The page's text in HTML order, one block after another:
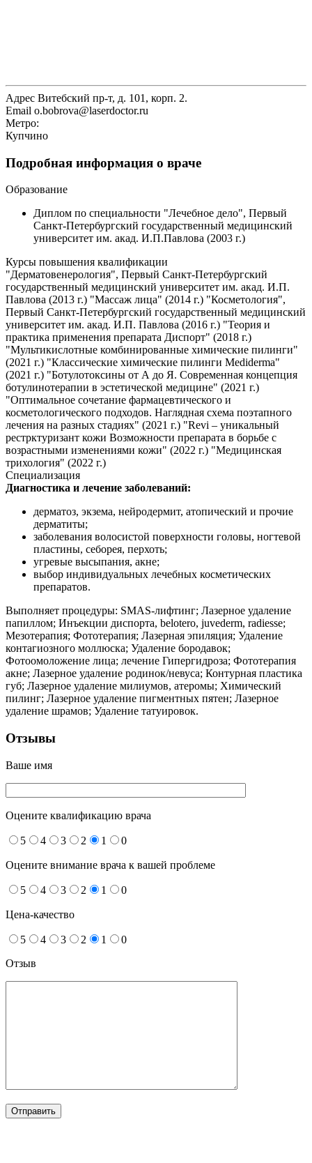
Адрес Витебский пр-т, д. 101, корп. 2.
Email o.bobrova@laserdoctor.ru
Метро:
Купчино
Подробная информация о враче
Образование
Диплом по специальности "Лечебное дело", Первый
Санкт-Петербургский государственный медицинский
университет им. акад. И.П.Павлова (2003 г.)
Курсы повышения квалификации
"Дерматовенерология", Первый Санкт-Петербургский
государственный медицинский университет им. акад. И.П.
Павлова (2013 г.) "Массаж лица" (2014 г.) "Косметология",
Первый Санкт-Петербургский государственный медицинский
университет им. акад. И.П. Павлова (2016 г.) "Теория и
практика применения препарата Диспорт" (2018 г.)
"Мультикислотные комбинированные химические пилинги"
(2021 г.) "Классические химические пилинги Mеdiderma"
(2021 г.) "Ботулотоксины от А до Я. Современная концепция
ботулинотерапии в эстетической медицине" (2021 г.)
"Оптимальное сочетание фармацевтического и
косметологического подходов. Наглядная схема поэтапного
лечения на разных стадиях" (2021 г.) "Revi – уникальный
рестрктуризант кожи Возможности препарата в борьбе с
возрастными изменениями кожи" (2022 г.) "Медицинская
трихология" (2022 г.)
Специализация
Диагностика и лечение заболеваний:
дерматоз, экзема, нейродермит, атопический и прочие
дерматиты;
заболевания волосистой поверхности головы, ногтевой
пластины, себорея, перхоть;
угревые высыпания, акне;
выбор индивидуальных лечебных косметических
препаратов.
Выполняет процедуры: SMAS-лифтинг; Лазерное удаление
папиллом; Инъекции диспорта, belotero, juvederm, radiesse;
Мезотерапия; Фототерапия; Лазерная эпиляция; Удаление
контагиозного моллюска; Удаление бородавок;
Фотоомоложение лица; лечение Гипергидроза; Фототерапия
акне; Лазерное удаление родинок/невуса; Контурная пластика
губ; Лазерное удаление милиумов, атеромы; Химический
пилинг; Лазерное удаление пигментных пятен; Лазерное
удаление шрамов; Удаление татуировок.
Отзывы
Ваше имя
Оцените квалификацию врача
5 4 3 2 1 0
Оцените внимание врача к вашей проблеме
5 4 3 2 1 0
Цена-качество
5 4 3 2 1
0
Отзыв